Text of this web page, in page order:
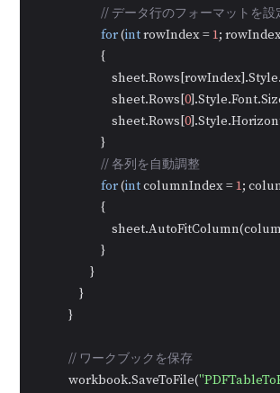
// データ行のフォーマットを設
for (int rowIndex = 1;
                        {
                            sheet.Rows[
0
                            sheet.Rows[
0
                        }
// 各列を自動調整
for (int columnIndex = 1;
                        {
                        }
                    }
                }
            }
// ワークブックを保存
            workbook.SaveToFile(